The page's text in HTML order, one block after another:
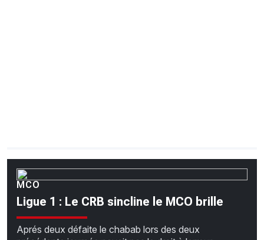
MCO
Ligue 1 : Le CRB sincline le MCO brille
Aprés deux défaite le chabab lors des deux